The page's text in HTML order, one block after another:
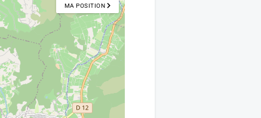
MA POSITION